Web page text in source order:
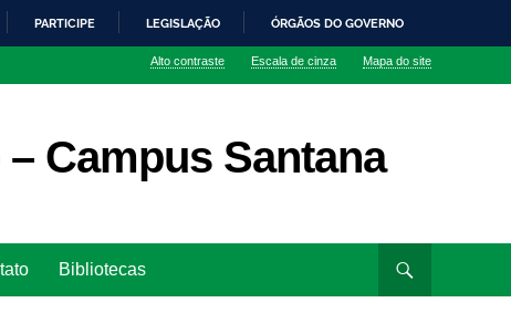
PARTICIPE LEGISLAÇÃO ÓRGÃOS DO GOVERNO
Alto contraste Escala de cinza Mapa do site
Campus Santana
Bibliotecas